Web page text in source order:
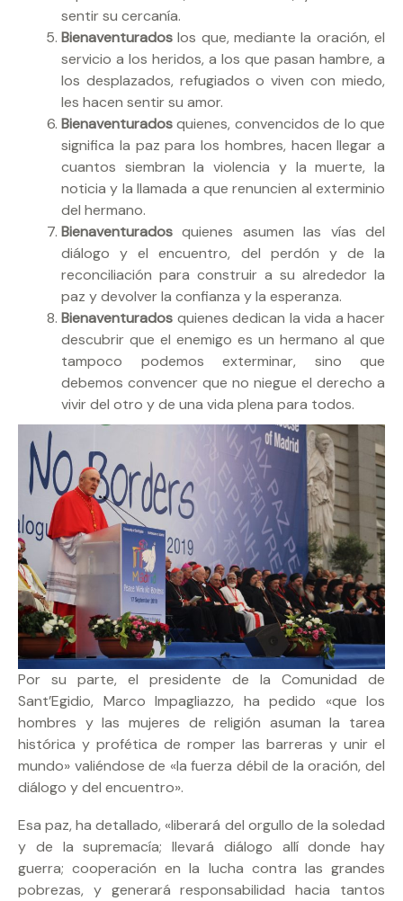
sentir su cercanía.
Bienaventurados los que, mediante la oración, el
servicio a los heridos, a los que pasan hambre, a
los desplazados, refugiados o viven con miedo,
les hacen sentir su amor.
Bienaventuradosquienes, convencidos de lo que
significa la paz para los hombres, hacen llegar a
cuantos siembran la violencia y la muerte, la
noticia y la llamada a que renuncien al exterminio
del hermano.
Bienaventurados quienes asumen las vías del
diálogo y el encuentro, del perdón y de la
reconciliación para construir a su alrededor la
paz y devolver la confianza y la esperanza.
Bienaventurados quienes dedican la vida a hacer
descubrir que el enemigo es un hermano al que
tampoco podemos exterminar, sino que
debemos convencer que no niegue el derecho a
vivir del otro y de una vida plena para todos.
Por su parte, el presidente de la Comunidad de
Sant’Egidio, Marco Impagliazzo, ha pedido «que los
hombres y las mujeres de religión asuman la tarea
histórica y profética de romper las barreras y unir el
mundo» valiéndose de «la fuerza débil de la oración, del
diálogo y del encuentro».
Esa paz, ha detallado, «liberará del orgullo de la soledad
y de la supremacía; llevará diálogo allí donde hay
guerra; cooperación en la lucha contra las grandes
pobrezas, y generará responsabilidad hacia tantos